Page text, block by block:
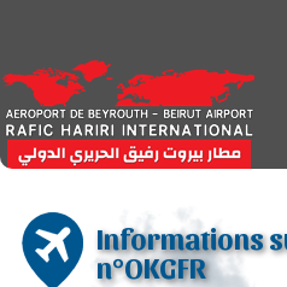
Informations
n°OKGFR